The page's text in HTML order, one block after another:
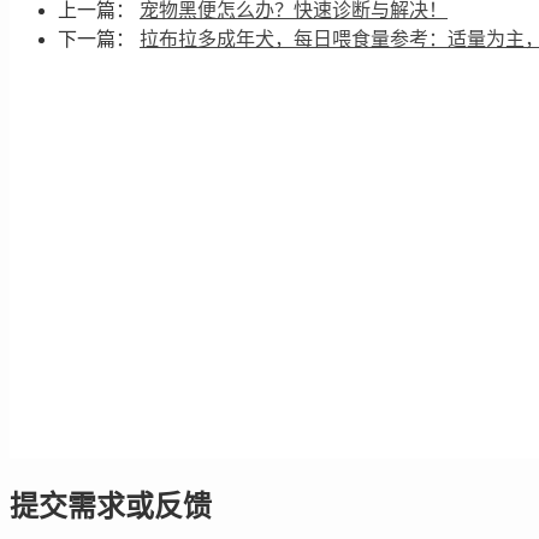
上一篇： 宠物黑便怎么办？快速诊断与解决！
下一篇： 拉布拉多成年犬，每日喂食量参考：适量为主
提交需求或反馈